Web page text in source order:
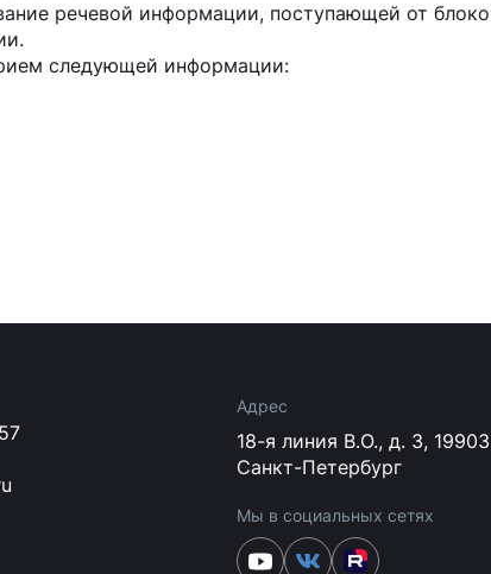
речевой информации, поступающей от
следующей информации:
Адрес
18-я линия В.О., д. 3,
Санкт-Петербург
Мы в социальных сетях